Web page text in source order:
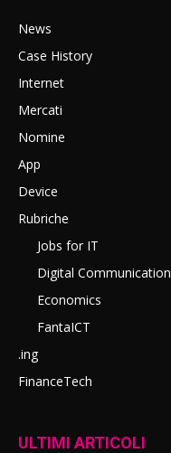
News
Case History
Internet
Mercati
Nomine
App
Device
Rubriche
Jobs for IT
Digital Communication
Economics
FantaICT
.ing
FinanceTech
ULTIMI ARTICOLI